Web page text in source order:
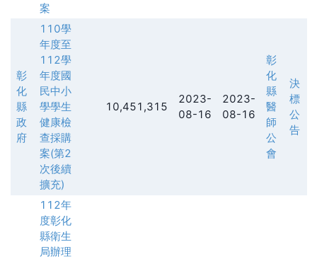
案
彰
化
縣
政
府
110學
年度至
112學
年度國
民中小
學學生
健康檢
查採購
案(第2
次後續
擴充)
10,451,315
2023-
08-16
2023-
08-16
彰
化
縣
醫
師
公
會
決
標
公
告
112年
度彰化
縣衛生
局辦理